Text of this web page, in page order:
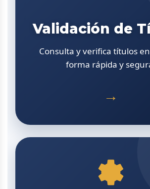
Validación de
Consulta y verifica títulos
forma rápida y
→